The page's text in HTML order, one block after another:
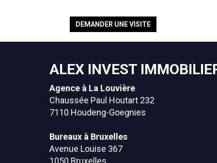
DEMANDER UNE VISITE
ALEX INVEST
Agence à La Louvière
Chaussée Paul Houtart 232
7110 Houdeng-Goegnies
Bureaux à Bruxelles
Avenue Louise 367
1050 Bruxelles